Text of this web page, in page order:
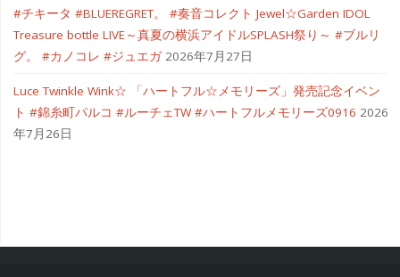
#チキータ #BLUEREGRET。 #奏音コレクト Jewel☆Garden IDOL
Treasure bottle LIVE～真夏の横浜アイドルSPLASH祭り～ #ブルリ
グ。 #カノコレ #ジュエガ 2026年7月27日
Luce Twinkle Wink☆ 「ハートフル☆メモリーズ」発売記念イベン
ト #錦糸町パルコ #ルーチェTW #ハートフルメモリーズ0916 2026
年7月26日